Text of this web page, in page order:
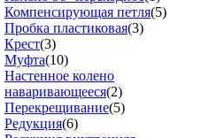
Компенсирующая петля(5)
Пробка пластиковая(3)
Крест(3)
Муфта(10)
Настенное колено
наваривающееся(2)
Перекрещивание(5)
Редукция(6)